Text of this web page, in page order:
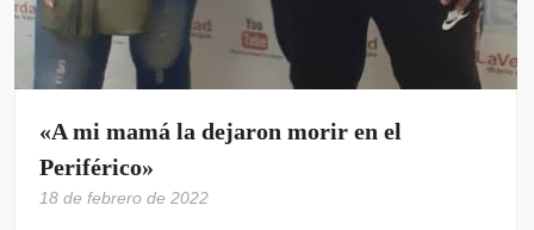
«A mi mamá la dejaron morir en el
Periférico»
18 de febrero de 2022